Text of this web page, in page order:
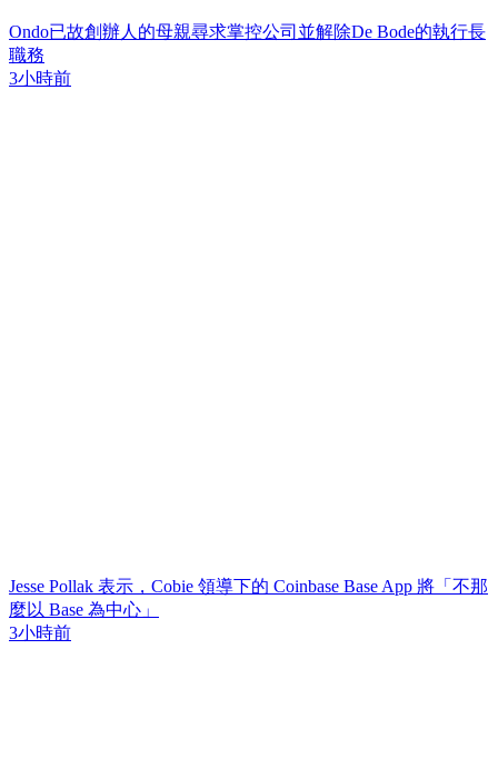
Ondo已故創辦人的母親尋求掌控公司並解除De Bode的執行長
職務
3小時前
Jesse Pollak 表示，Cobie 領導下的 Coinbase Base App 將「不那
麼以 Base 為中心」
3小時前